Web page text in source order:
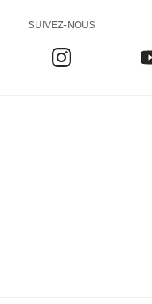
SUIVEZ-NOUS